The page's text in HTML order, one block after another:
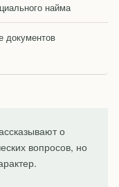
найма
документов
о
вопросов, но